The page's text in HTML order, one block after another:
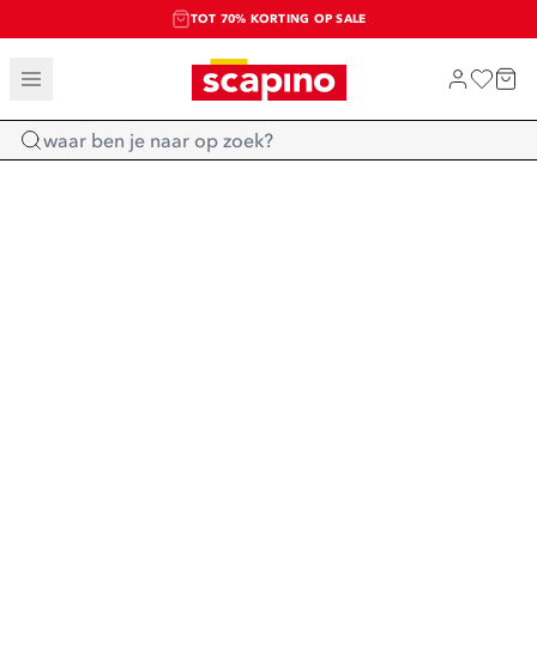
TOT 70% KORTING OP SALE
SALE: LAATSTE KANS!
SHOP NIEUW
Home